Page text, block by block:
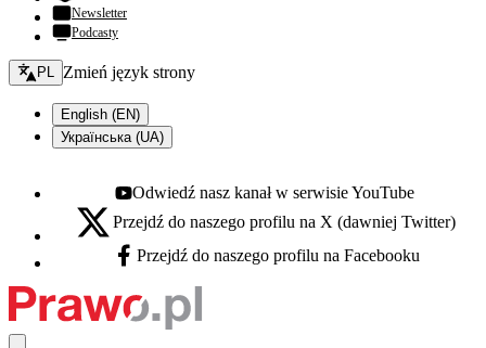
Newsletter
Podcasty
Zmień język - bieżący:
PL Zmień język strony
English (EN)
Українська (UA)
Youtube - otwiera się w nowej karcie
Odwiedź nasz kanał w serwisie YouTube
X - otwiera się w nowej karcie
Przejdź do naszego profilu na X (dawniej Twitter)
Facebook - otwiera się w nowej karcie
Przejdź do naszego profilu na Facebooku